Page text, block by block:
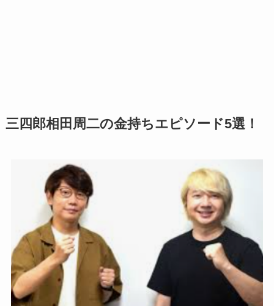
三四郎相田周二の金持ちエピソード5選！